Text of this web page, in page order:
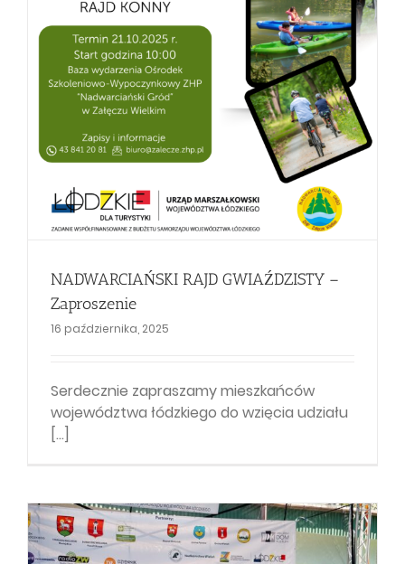
NADWARCIAŃSKI RAJD GWIAŹDZISTY –
Zaproszenie
16 października, 2025
Serdecznie zapraszamy mieszkańców
województwa łódzkiego do wzięcia udziału
[...]